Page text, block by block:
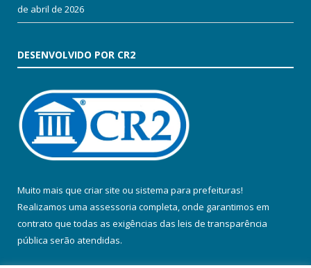
de abril de 2026
DESENVOLVIDO POR CR2
Muito mais que criar site ou sistema para prefeituras!
Realizamos uma assessoria completa, onde garantimos em
contrato que todas as exigências das leis de transparência
pública serão atendidas.